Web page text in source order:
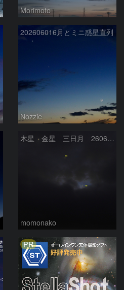
Morimoto
202606016月とミニ惑星直列
Nozzie
木星 金星 三日月 260618
momonako
PR